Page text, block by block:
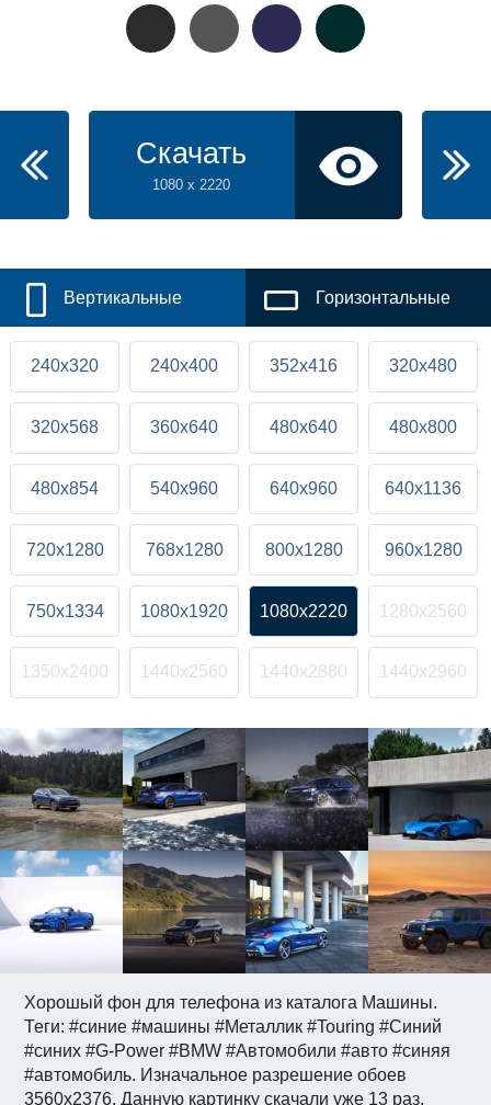
Хорошый фон для телефона из каталога Машины.
Теги: #синие #машины #Металлик #Touring #Синий
#синих #G-Power #BMW #Автомобили #авто #синяя
#автомобиль. Изначальное разрешение обоев
3560x2376. Данную картинку скачали уже 13 раз.
Скачать
1080 x 2220
Вертикальные Горизонтальные
240x320 240x400 352x416 320x480
320x568 360x640 480x640 480x800
480x854 540x960 640x960 640x1136
720x1280 768x1280 800x1280 960x1280
750x1334 1080x1920 1080x2220 1280x2560
1350x2400 1440x2560 1440x2880 1440x2960